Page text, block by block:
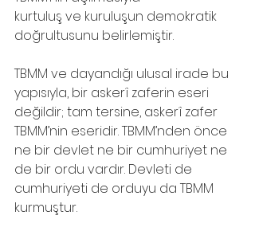
kurtuluş ve kuruluşun demokratik
doğrultusunu belirlemiştir.
TBMM ve dayandığı ulusal irade bu
yapısıyla, bir askerî zaferin eseri
değildir; tam tersine, askerî zafer
TBMM’nin eseridir. TBMM’nden önce
ne bir devlet ne bir cumhuriyet ne
de bir ordu vardır. Devleti de
cumhuriyeti de orduyu da TBMM
kurmuştur.